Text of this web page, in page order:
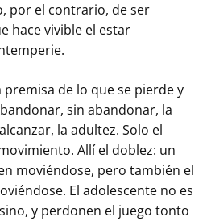
por el contrario, de ser
hace vivible el estar
de lo que se pierde y
sin abandonar, la
la adultez. Solo el
Allí el doblez: un
moviéndose, pero también el
El adolescente no es
y perdonen el juego tonto